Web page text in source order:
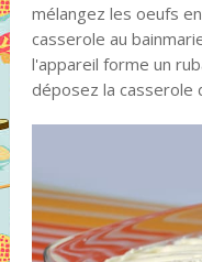
mélangez les oeufs
casserole au
l'appareil forme un
déposez la casserole